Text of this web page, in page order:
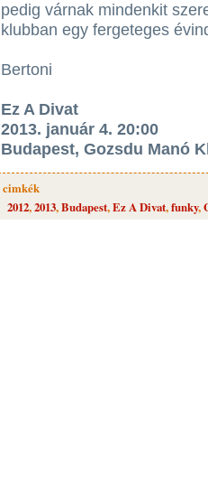
pedig várnak mindenkit
klubban egy fergeteges
Bertoni
Ez A Divat
2013. január 4. 20:00
Budapest, Gozsdu Manó
cimkék
2012,2013,Budapest,Ez A Divat,funky,